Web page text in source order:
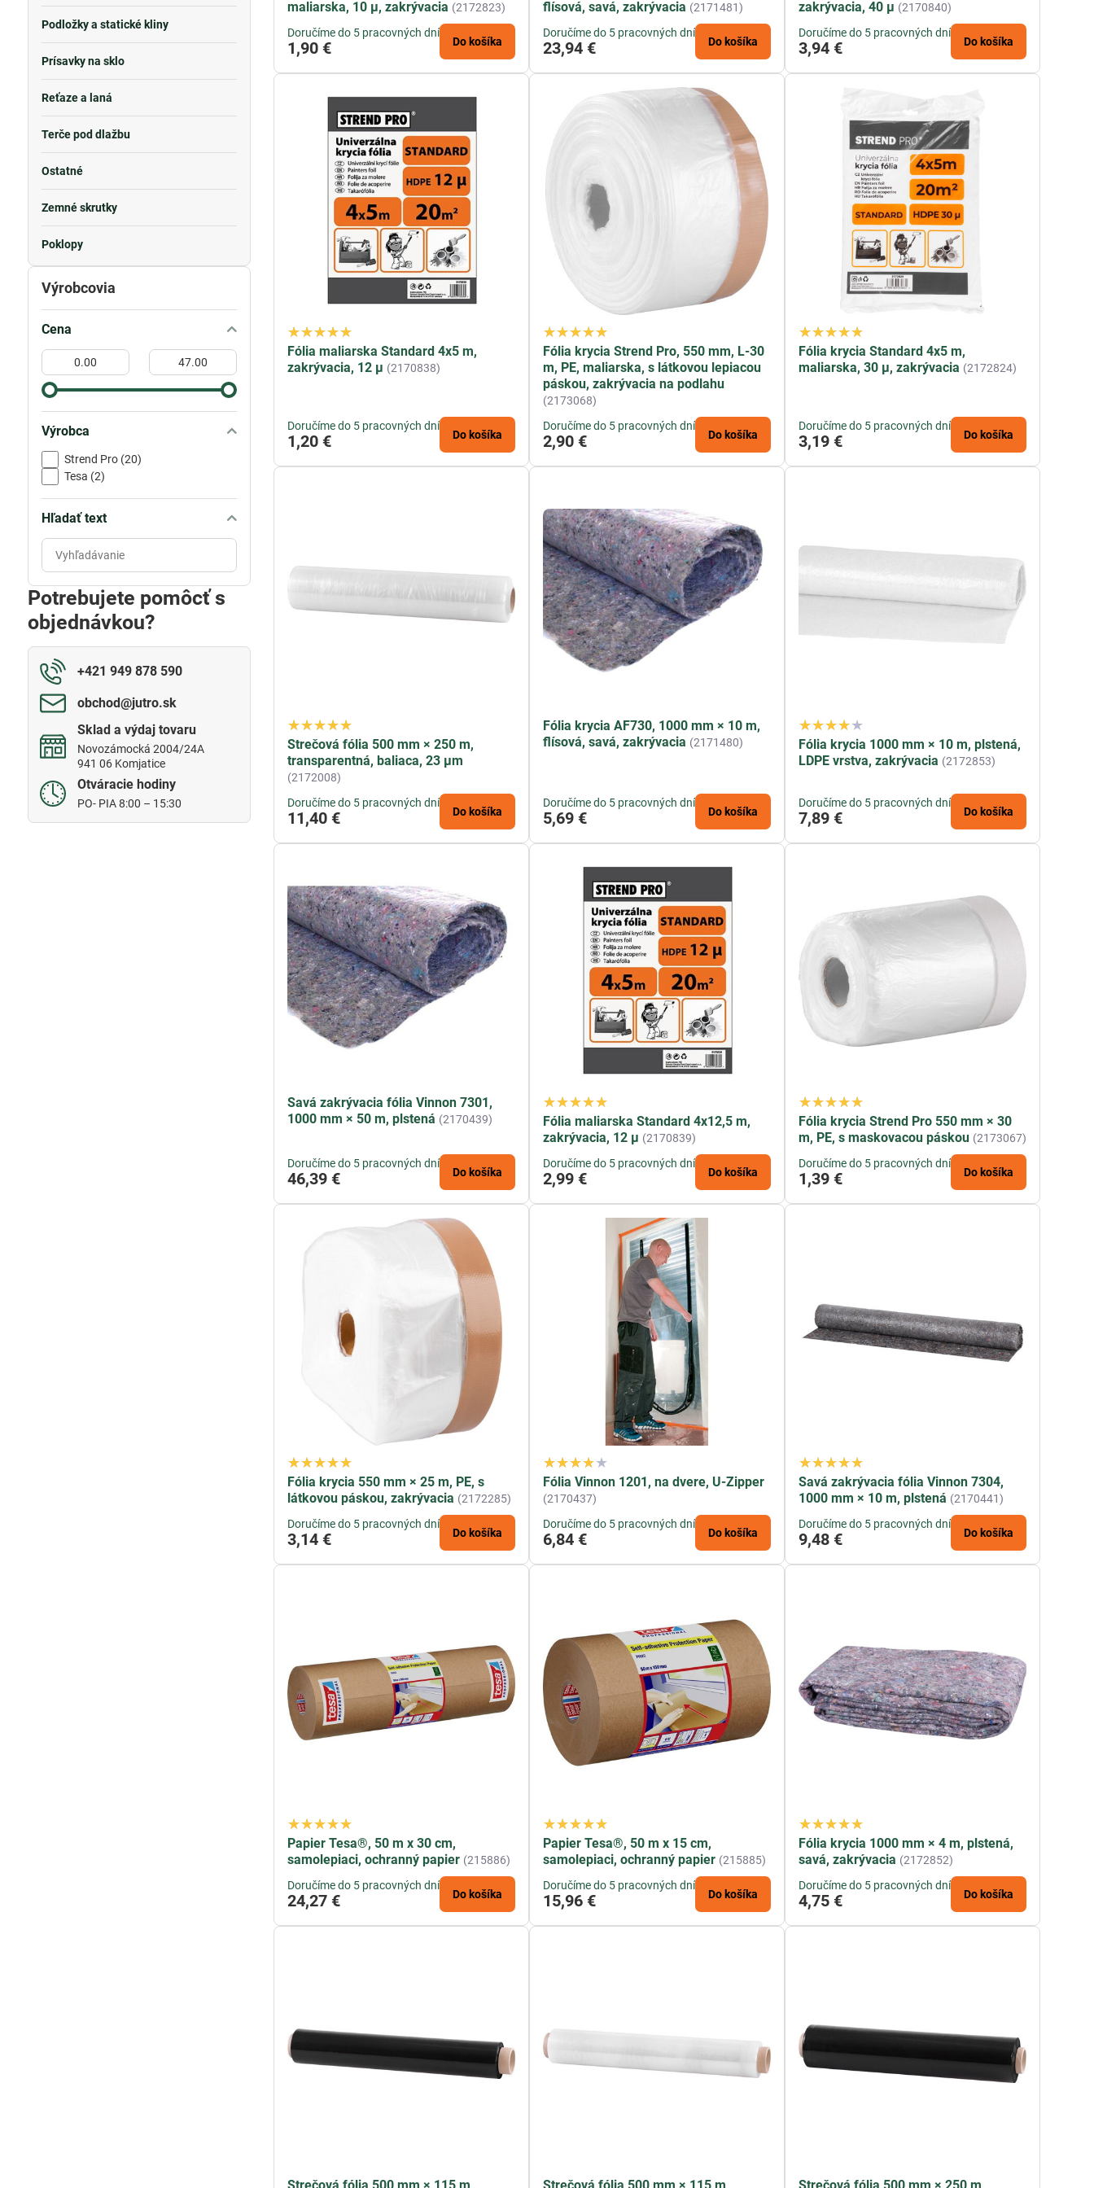
maliarska, 10 µ, zakrývacia (2172823)
Doručíme do 5 pracovných dní
1,90 € Do košíka
flísová, savá, zakrývacia (2171481)
Doručíme do 5 pracovných dní
23,94 € Do košíka
zakrývacia, 40 µ (2170840)
Doručíme do 5 pracovných dní
3,94 € Do košíka
Fólia maliarska Standard 4x5 m,
zakrývacia, 12 µ (2170838)
Doručíme do 5 pracovných dní
1,20 € Do košíka
Fólia krycia Strend Pro, 550 mm, L-30
m, PE, maliarska, s látkovou lepiacou
páskou, zakrývacia na podlahu
(2173068)
Doručíme do 5 pracovných dní
2,90 € Do košíka
Fólia krycia Standard 4x5 m,
maliarska, 30 µ, zakrývacia (2172824)
Doručíme do 5 pracovných dní
3,19 € Do košíka
Strečová fólia 500 mm × 250 m,
transparentná, baliaca, 23 µm
(2172008)
Doručíme do 5 pracovných dní
11,40 € Do košíka
Fólia krycia AF730, 1000 mm × 10 m,
flísová, savá, zakrývacia (2171480)
Doručíme do 5 pracovných dní
5,69 € Do košíka
Fólia krycia 1000 mm × 10 m, plstená,
LDPE vrstva, zakrývacia (2172853)
Doručíme do 5 pracovných dní
7,89 € Do košíka
Savá zakrývacia fólia Vinnon 7301,
1000 mm × 50 m, plstená (2170439)
Doručíme do 5 pracovných dní
46,39 € Do košíka
Fólia maliarska Standard 4x12,5 m,
zakrývacia, 12 µ (2170839)
Doručíme do 5 pracovných dní
2,99 € Do košíka
Fólia krycia Strend Pro 550 mm × 30
m, PE, s maskovacou páskou (2173067)
Doručíme do 5 pracovných dní
1,39 € Do košíka
Fólia krycia 550 mm × 25 m, PE, s
látkovou páskou, zakrývacia (2172285)
Doručíme do 5 pracovných dní
3,14 € Do košíka
Fólia Vinnon 1201, na dvere, U-Zipper
(2170437)
Doručíme do 5 pracovných dní
6,84 € Do košíka
Savá zakrývacia fólia Vinnon 7304,
1000 mm × 10 m, plstená (2170441)
Doručíme do 5 pracovných dní
9,48 € Do košíka
Papier Tesa®, 50 m x 30 cm,
samolepiaci, ochranný papier (215886)
Doručíme do 5 pracovných dní
24,27 € Do košíka
Papier Tesa®, 50 m x 15 cm,
samolepiaci, ochranný papier (215885)
Doručíme do 5 pracovných dní
15,96 € Do košíka
Fólia krycia 1000 mm × 4 m, plstená,
savá, zakrývacia (2172852)
Doručíme do 5 pracovných dní
4,75 € Do košíka
Strečová fólia 500 mm × 115 m, Strečová fólia 500 mm × 115 m, Strečová fólia 500 mm × 250 m,
Výrobcovia
Cena
Od:
Do:
Výrobca
Strend Pro (20)
Tesa (2)
Hľadať text
Prehľadať
výsledky
filtra
fulltextom
Potrebujete pomôcť s
objednávkou?
+421 949 878 590
obchod​@jutro​.sk
Sklad a výdaj tovaru
Novozámocká 2004/24A
941 06 Komjatice
Otváracie hodiny
PO- PIA 8:00 – 15:30
Podložky a statické kliny
Prísavky na sklo
Reťaze a laná
Terče pod dlažbu
Ostatné
Zemné skrutky
Poklopy